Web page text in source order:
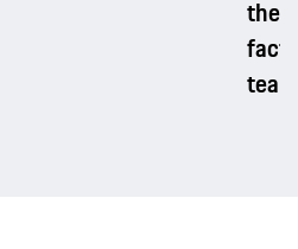
the
team